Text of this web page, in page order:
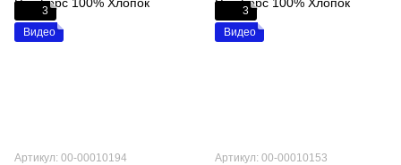
3
Видео
Артикул: 00-00010194
3
Видео
Артикул: 00-00010153